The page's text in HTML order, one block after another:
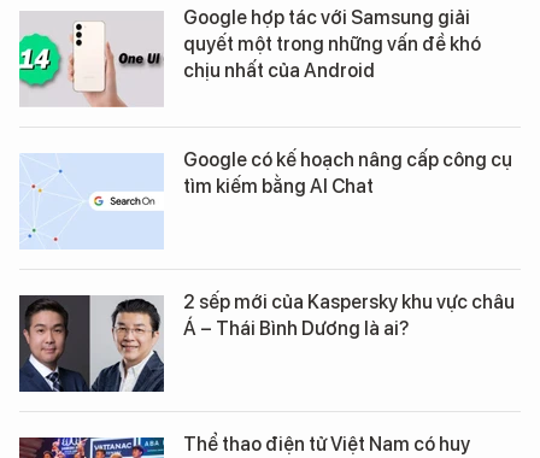
Google hợp tác với Samsung giải
quyết một trong những vấn đề khó
chịu nhất của Android
Google có kế hoạch nâng cấp công cụ
tìm kiếm bằng AI Chat
2 sếp mới của Kaspersky khu vực châu
Á – Thái Bình Dương là ai?
Thể thao điện tử Việt Nam có huy